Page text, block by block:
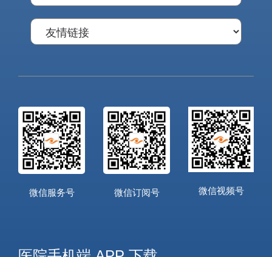
微信服务号 微信订阅号 微信视频号